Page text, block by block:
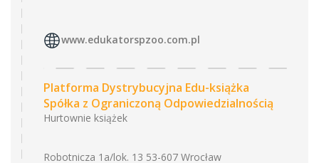
www.edukatorspzoo.com.pl
Platforma Dystrybucyjna Edu-książka
Spółka z Ograniczoną Odpowiedzialnością
Hurtownie książek
Robotnicza 1a/lok. 13 53-607 Wrocław